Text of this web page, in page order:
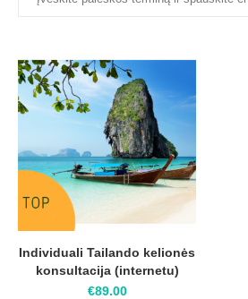
Individuali Tailando kelionės
konsultacija (internetu)
€89.00